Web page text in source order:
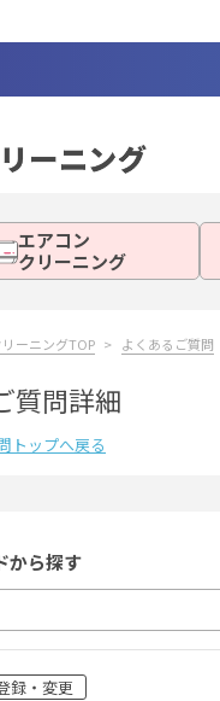
エアコン
クリーニング
ーニングTOP よくあるご質問
質問詳細
トップへ戻る
から探す
録・変更